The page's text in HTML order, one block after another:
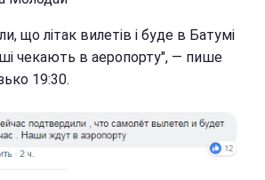
що літак вилетів і буде в Батумі
чекають в аеропорту", — пише
19:30.